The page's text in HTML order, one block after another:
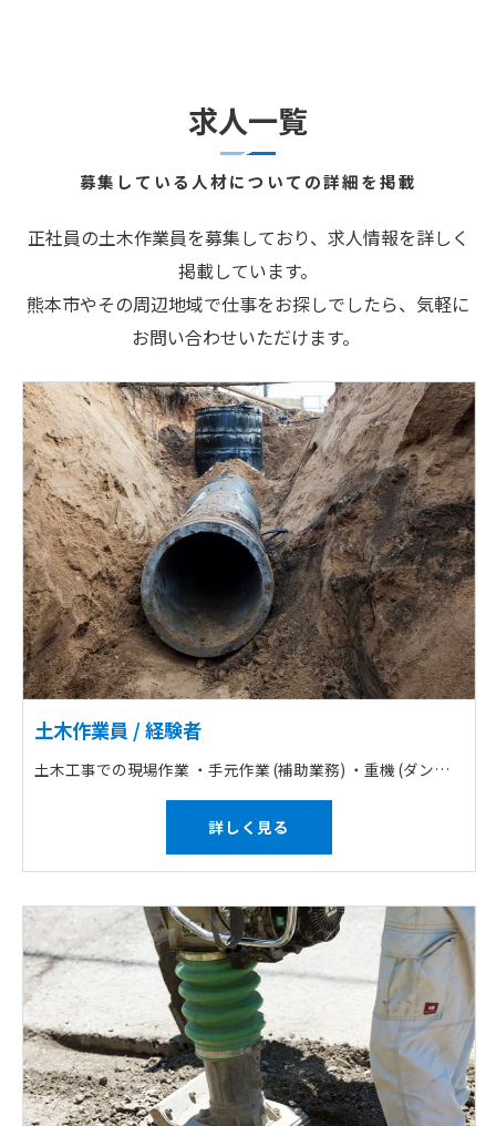
求人一覧
募集している人材についての詳細を掲載
正社員の土木作業員を募集しており、求人情報を詳しく
掲載しています。
熊本市やその周辺地域で仕事をお探しでしたら、気軽に
お問い合わせいただけます。
土木作業員 / 経験者
土木工事での現場作業 ・手元作業 (補助業務) ・重機 (ダンプなど) の運転 ・現場は道路舗装や解体、造成工事など
詳しく見る